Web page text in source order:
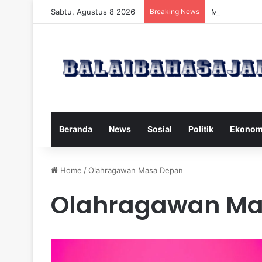
Sabtu, Agustus 8 2026 Breaking News Manfaat dan
Beranda News Sosial Politik
Home /Olahragawan Masa Depan
Olahragawan